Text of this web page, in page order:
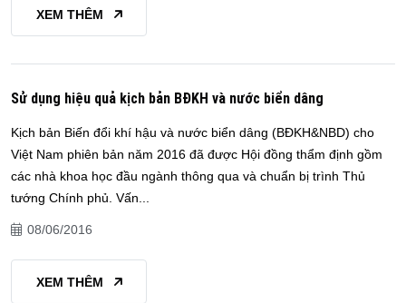
XEM THÊM
Sử dụng hiệu quả kịch bản BĐKH và nước biển dâng
Kịch bản Biến đổi khí hậu và nước biển dâng (BĐKH&NBD) cho
Việt Nam phiên bản năm 2016 đã được Hội đồng thẩm định gồm
các nhà khoa học đầu ngành thông qua và chuẩn bị trình Thủ
tướng Chính phủ. Vấn...
08/06/2016
XEM THÊM